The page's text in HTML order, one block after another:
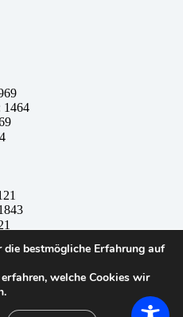
1464
bestmögliche Erfahrung auf
welche Cookies wir